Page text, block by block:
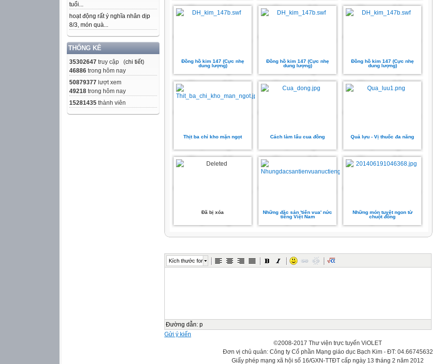
tuổi...
hoạt động rất ý nghĩa nhân dịp
8/3, món quà...
THỐNG KÊ
35302647 truy cập (chi tiết)
46886 trong hôm nay
50879377 lượt xem
49218 trong hôm nay
15281435 thành viên
Đồng hồ kim 147 (Cực nhẹ
dung lượng)
Đồng hồ kim 147 (Cực nhẹ
dung lượng)
Đồng hồ kim 147 (Cực nhẹ
dung lượng)
Thịt ba chỉ kho mặn ngọt Cách làm lẩu cua đồng Quả lựu - Vị thuốc đa năng
Đã bị xóa
Những đặc sản 'tiến vua' nức
tiếng Việt Nam
Những món tuyệt ngon từ
chuột đồng
Kích thước font
Đường dẫn: p
Gửi ý kiến
©2008-2017 Thư viện trực tuyến ViOLET
Đơn vị chủ quản: Công ty Cổ phần Mạng giáo dục Bạch Kim - ĐT: 04.66745632
Giấy phép mạng xã hội số 16/GXN-TTĐT cấp ngày 13 tháng 2 năm 2012